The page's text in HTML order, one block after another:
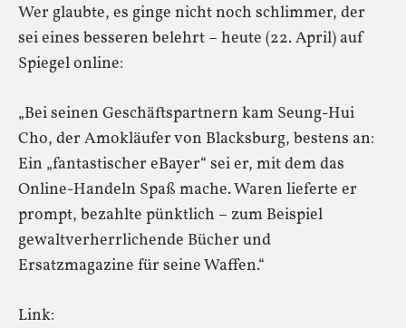
Wer glaubte, es ginge nicht noch schlimmer, der
sei eines besseren belehrt – heute (22. April) auf
Spiegel online:
„Bei seinen Geschäftspartnern kam Seung-Hui
Cho, der Amokläufer von Blacksburg, bestens an:
Ein „fantastischer eBayer“ sei er, mit dem das
Online-Handeln Spaß mache. Waren lieferte er
prompt, bezahlte pünktlich – zum Beispiel
gewaltverherrlichende Bücher und
Ersatzmagazine für seine Waffen.“
Link: